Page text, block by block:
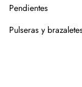
Pendientes
Pulseras y